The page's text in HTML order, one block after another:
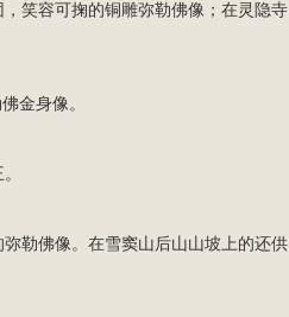
笑容可掬的铜雕弥勒佛像 ；在灵隐寺
金身像。
。
勒佛像。在雪窦山后山山坡上的还供